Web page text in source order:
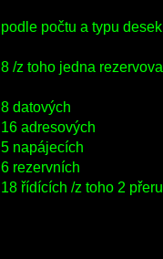
podle počtu a typu
8 /z toho jedna
8 datových
16 adresových
5 napájecích
6 rezervních
18 řídících /z toho 2